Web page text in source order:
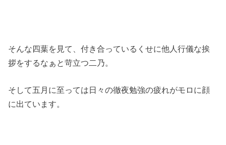
そんな四葉を見て、付き合っているくせに他人行儀な挨
拶をするなぁと苛立つ二乃。
そして五月に至っては日々の徹夜勉強の疲れがモロに顔
に出ています。